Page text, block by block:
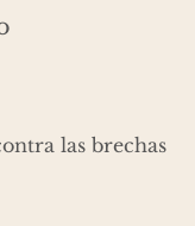
las brechas